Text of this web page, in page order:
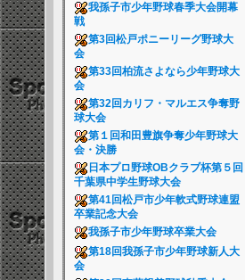
我孫子市少年野球春季大会開幕
戦
第3回松戸ポニーリーグ野球大
会
第33回柏流さよなら少年野球大
会
第32回カリフ・マルエス争奪野
球大会
第１回和田豊旗争奪少年野球大
会・決勝
日本プロ野球OBクラブ杯第５回
千葉県中学生野球大会
第41回松戸市少年軟式野球連盟
卒業記念大会
我孫子市少年野球卒業大会
第18回我孫子市少年野球新人大
会